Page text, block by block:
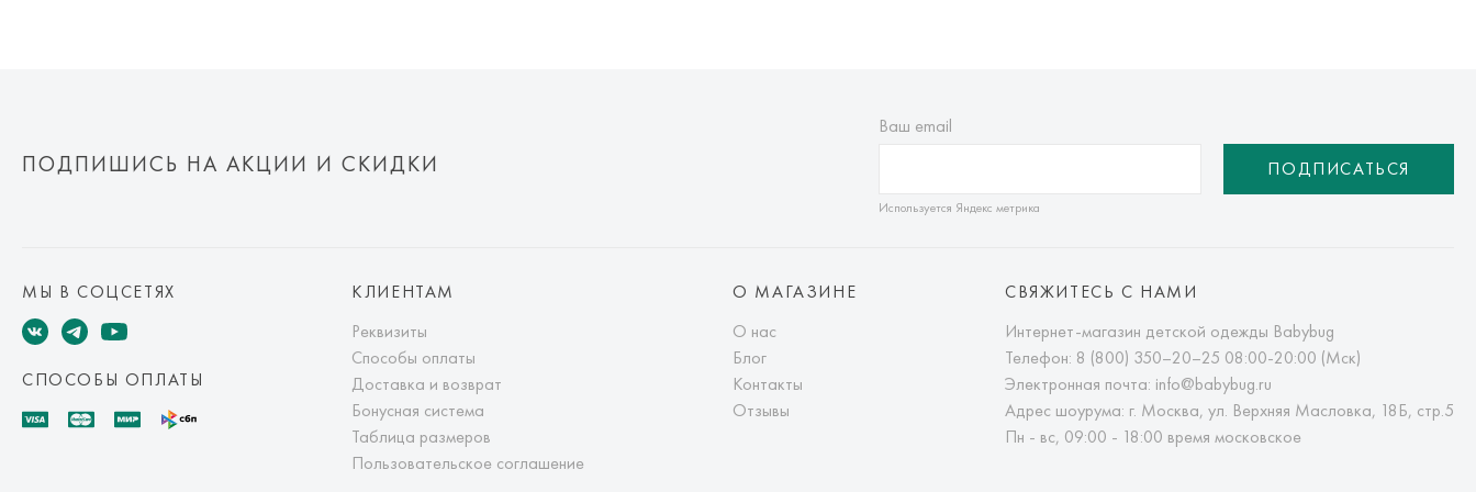
ПОДПИШИСЬ НА АКЦИИ И СКИДКИ
Ваш email
Используется Яндекс метрика
ПОДПИСАТЬСЯ
МЫ В СОЦСЕТЯХ
СПОСОБЫ ОПЛАТЫ
КЛИЕНТАМ
Реквизиты
Способы оплаты
Доставка и возврат
Бонусная система
Таблица размеров
Пользовательское соглашение
О МАГАЗИНЕ
О нас
Блог
Контакты
Отзывы
СВЯЖИТЕСЬ С НАМИ
Интернет-магазин детской одежды Babybug
Телефон: 8 (800) 350–20–25 08:00-20:00 (Мск)
Электронная почта: info@babybug.ru
Адрес шоурума: г. Москва, ул. Верхняя Масловка, 18Б, стр.5
Пн - вс, 09:00 - 18:00 время московское